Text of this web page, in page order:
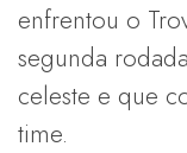
enfrentou o
segunda
celeste e que
time.